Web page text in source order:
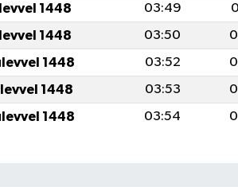
1448 03:49
1448 03:50
1448 03:52
1448 03:53
1448 03:54